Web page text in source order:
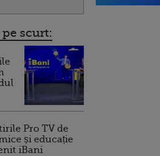
scurt:
Pro TV de
și educație
iBani